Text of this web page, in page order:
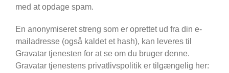
med at opdage spam.
En anonymiseret streng som er oprettet ud fra din e-
mailadresse (også kaldet et hash), kan leveres til
Gravatar tjenesten for at se om du bruger denne.
Gravatar tjenestens privatlivspolitik er tilgængelig her: